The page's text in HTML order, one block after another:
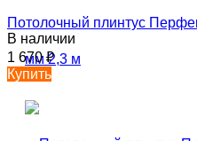
Потолочный плинтус
В наличии
1 670₽
Купить